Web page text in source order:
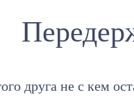
друга не с кем